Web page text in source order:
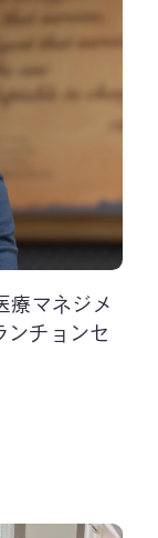
療マネジメ
ンチョンセ